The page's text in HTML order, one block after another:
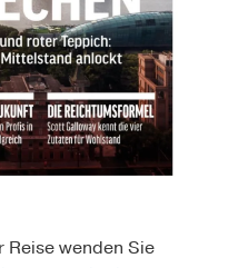
Reise wenden Sie